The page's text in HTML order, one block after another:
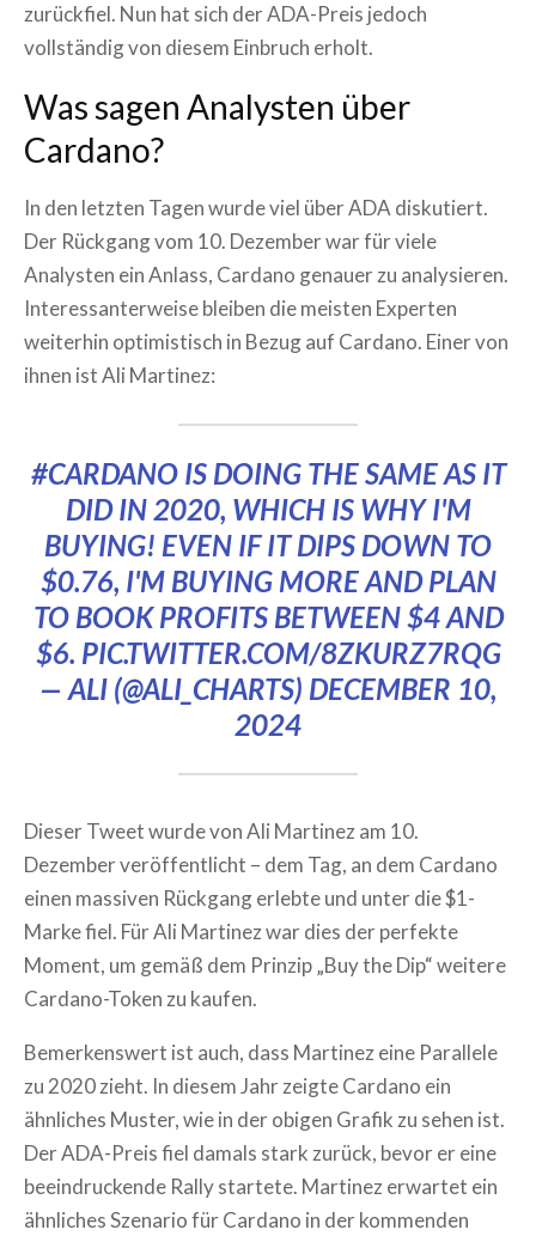
zurückfiel. Nun hat sich der ADA-Preis jedoch
vollständig von diesem Einbruch erholt.
Was sagen Analysten über
Cardano?
In den letzten Tagen wurde viel über ADA diskutiert.
Der Rückgang vom 10. Dezember war für viele
Analysten ein Anlass, Cardano genauer zu analysieren.
Interessanterweise bleiben die meisten Experten
weiterhin optimistisch in Bezug auf Cardano. Einer von
ihnen ist Ali Martinez:
#CARDANOIS DOING THE SAME AS IT
DID IN 2020, WHICH IS WHY I'M
BUYING! EVEN IF IT DIPS DOWN TO
$0.76, I'M BUYING MORE AND PLAN
TO BOOK PROFITS BETWEEN $4 AND
$6. PIC.TWITTER.COM/8ZKURZ7RQG
— ALI (@ALI_CHARTS) DECEMBER 10,
2024
Dieser Tweet wurde von Ali Martinez am 10.
Dezember veröffentlicht – dem Tag, an dem Cardano
einen massiven Rückgang erlebte und unter die $1-
Marke fiel. Für Ali Martinez war dies der perfekte
Moment, um gemäß dem Prinzip „Buy the Dip“ weitere
Cardano-Token zu kaufen.
Bemerkenswert ist auch, dass Martinez eine Parallele
zu 2020 zieht. In diesem Jahr zeigte Cardano ein
ähnliches Muster, wie in der obigen Grafik zu sehen ist.
Der ADA-Preis fiel damals stark zurück, bevor er eine
beeindruckende Rally startete. Martinez erwartet ein
ähnliches Szenario für Cardano in der kommenden